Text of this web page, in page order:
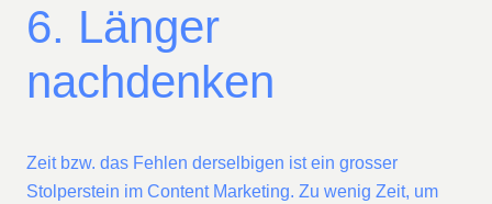
6. Länger
nachdenken
Zeit bzw. das Fehlen derselbigen ist ein grosser
Stolperstein im Content Marketing. Zu wenig Zeit, um